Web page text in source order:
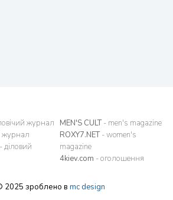
журнал
журнал
- діловий
MEN'S CULT- men's magazine
ROXY7.NET- women's
magazine
4kiev.com - оголошення
2025 зроблено в mc design